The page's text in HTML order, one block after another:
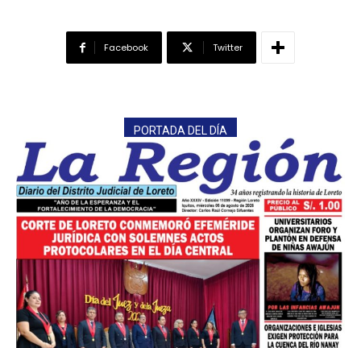
Facebook Twitter
PORTADA DEL DÍA